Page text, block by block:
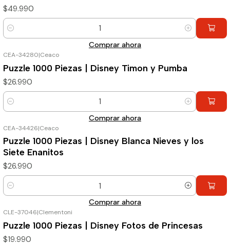
$49.990
Cantidad
Comprar ahora
CEA-34280|Ceaco
Puzzle 1000 Piezas | Disney Timon y Pumba
$26.990
Cantidad
Comprar ahora
CEA-34426|Ceaco
Puzzle 1000 Piezas | Disney Blanca Nieves y los
Siete Enanitos
$26.990
Cantidad
Comprar ahora
CLE-37046|Clementoni
Puzzle 1000 Piezas | Disney Fotos de Princesas
$19.990